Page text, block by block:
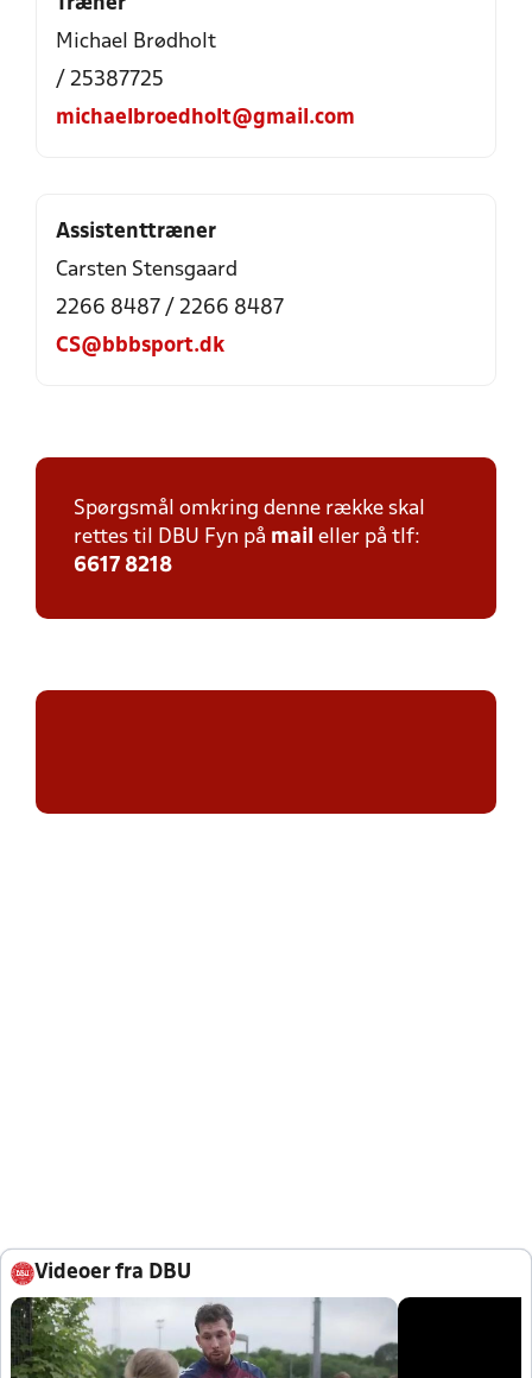
Træner
Michael Brødholt
/ 25387725
michaelbroedholt@gmail.com
Assistenttræner
Carsten Stensgaard
2266 8487 / 2266 8487
CS@bbbsport.dk
Spørgsmål omkring denne række skal
rettes til DBU Fyn på mail eller på tlf:
6617 8218
Videoer fra DBU